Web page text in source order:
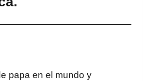
papa en el mundo y